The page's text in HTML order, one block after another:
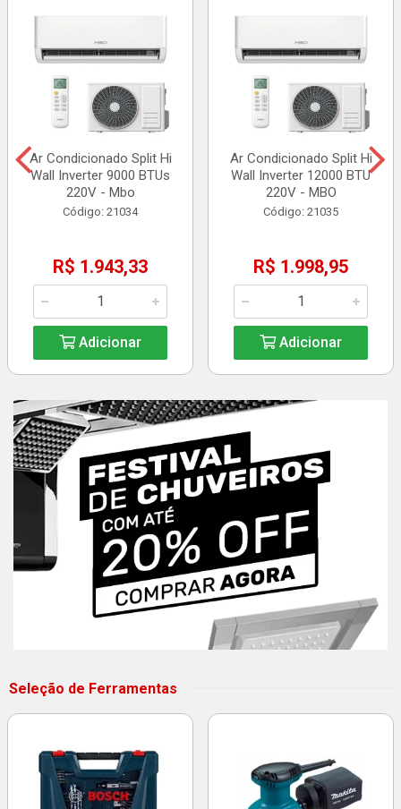
Ar Condicionado Split Hi
Wall Inverter 9000 BTUs
220V - Mbo
Código: 21034
R$ 1.943,33
Adicionar
Ar Condicionado Split Hi
Wall Inverter 12000 BTU
220V - MBO
Código: 21035
R$ 1.998,95
Adicionar
Seleção de Ferramentas